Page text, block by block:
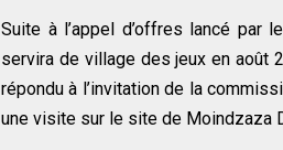
Suite à l’appel d’offres lancé par
servira de village des jeux en août
répondu à l’invitation de la
une visite sur le site de Moindzaza